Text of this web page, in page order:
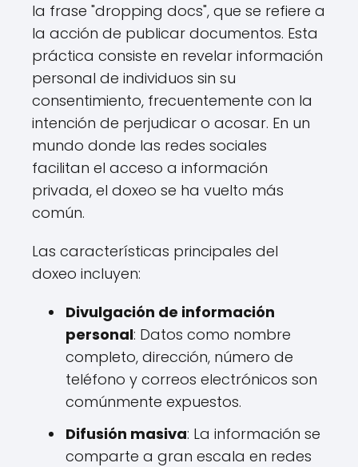
la frase "dropping docs", que se refiere a
la acción de publicar documentos. Esta
práctica consiste en revelar información
personal de individuos sin su
consentimiento, frecuentemente con la
intención de perjudicar o acosar. En un
mundo donde las redes sociales
facilitan el acceso a información
privada, el doxeo se ha vuelto más
común.
Las características principales del
doxeo incluyen:
Divulgación de información
personal: Datos como nombre
completo, dirección, número de
teléfono y correos electrónicos son
comúnmente expuestos.
Difusión masiva: La información se
comparte a gran escala en redes